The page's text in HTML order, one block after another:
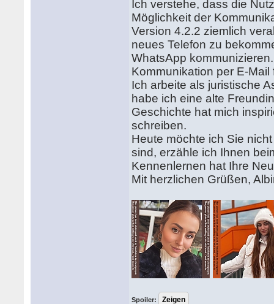
Ich verstehe, dass die
Möglichkeit der
Version 4.2.2 ziemlich
neues Telefon zu
WhatsApp
Kommunikation per E-
Ich arbeite als juristische
habe ich eine alte
Geschichte hat mich
schreiben.
Heute möchte ich Sie
sind, erzähle ich Ihnen
Kennenlernen hat Ihre
Mit herzlichen Grüßen,
Spoiler: